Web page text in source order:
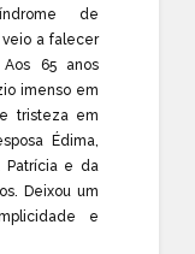
de
veio a falecer
65 anos
imenso em
tristeza em
Édima,
Patrícia e da
Deixou um
e